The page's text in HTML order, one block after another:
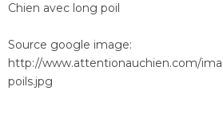
Chien avec long poil
Source google image:
http://www.attentionauchien.com/
poils.jpg